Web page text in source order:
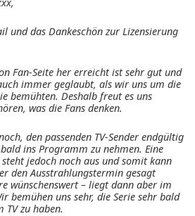
und das Dankeschön zur Lizensierung
Fan-Seite her erreicht ist sehr gut und
immer geglaubt, als wir uns um die
bemühten. Deshalb freut es uns
was die Fans denken.
den passenden TV-Sender endgültig
ins Programm zu nehmen. Eine
jedoch noch aus und somit kann
den Ausstrahlungstermin gesagt
wünschenswert – liegt dann aber im
bemühen uns sehr, die Serie sehr bald
zu haben.